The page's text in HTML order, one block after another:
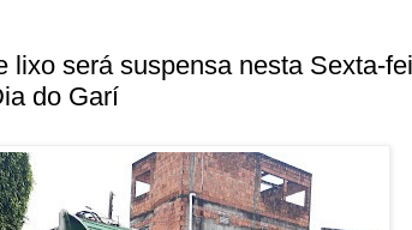
lixo será suspensa nesta Sexta-
do Garí